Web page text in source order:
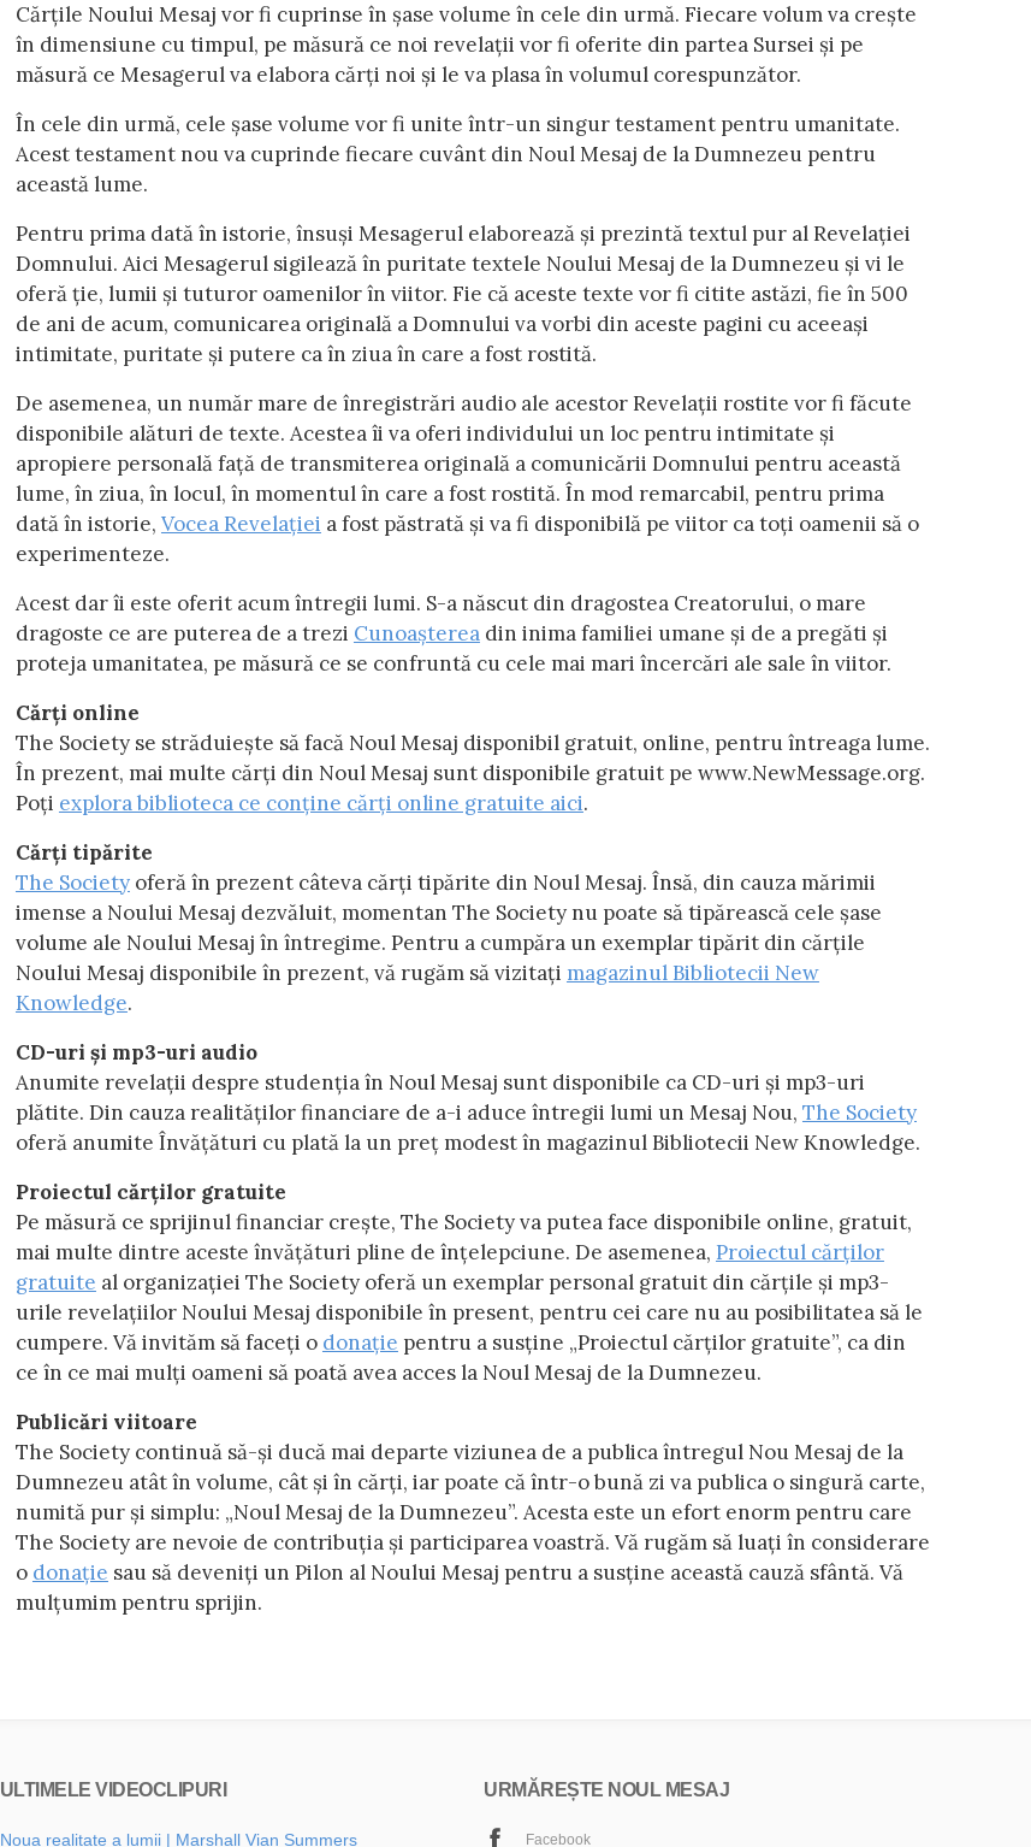
Cărțile Noului Mesaj vor fi cuprinse în șase volume în cele din urmă. Fiecare volum va crește
în dimensiune cu timpul, pe măsură ce noi revelații vor fi oferite din partea Sursei și pe
măsură ce Mesagerul va elabora cărți noi și le va plasa în volumul corespunzător.
În cele din urmă, cele șase volume vor fi unite într-un singur testament pentru umanitate.
Acest testament nou va cuprinde fiecare cuvânt din Noul Mesaj de la Dumnezeu pentru
această lume.
Pentru prima dată în istorie, însuși Mesagerul elaborează și prezintă textul pur al Revelației
Domnului. Aici Mesagerul sigilează în puritate textele Noului Mesaj de la Dumnezeu și vi le
oferă ție, lumii și tuturor oamenilor în viitor. Fie că aceste texte vor fi citite astăzi, fie în 500
de ani de acum, comunicarea originală a Domnului va vorbi din aceste pagini cu aceeași
intimitate, puritate și putere ca în ziua în care a fost rostită.
De asemenea, un număr mare de înregistrări audio ale acestor Revelații rostite vor fi făcute
disponibile alături de texte. Acestea îi va oferi individului un loc pentru intimitate și
apropiere personală față de transmiterea originală a comunicării Domnului pentru această
lume, în ziua, în locul, în momentul în care a fost rostită. În mod remarcabil, pentru prima
dată în istorie, Vocea Revelației a fost păstrată și va fi disponibilă pe viitor ca toți oamenii să o
experimenteze.
Acest dar îi este oferit acum întregii lumi. S-a născut din dragostea Creatorului, o mare
dragoste ce are puterea de a trezi Cunoaștereadin inima familiei umane și de a pregăti și
proteja umanitatea, pe măsură ce se confruntă cu cele mai mari încercări ale sale în viitor.
Cărți online
The Society se străduiește să facă Noul Mesaj disponibil gratuit, online, pentru întreaga lume.
În prezent, mai multe cărți din Noul Mesaj sunt disponibile gratuit pe www.NewMessage.org.
Poți explora biblioteca ce conține cărți online gratuite aici.
Cărți tipărite
The Societyoferă în prezent câteva cărți tipărite din Noul Mesaj. Însă, din cauza mărimii
imense a Noului Mesaj dezvăluit, momentan The Society nu poate să tipărească cele șase
volume ale Noului Mesaj în întregime. Pentru a cumpăra un exemplar tipărit din cărțile
Noului Mesaj disponibile în prezent, vă rugăm să vizitați magazinul Bibliotecii New
Knowledge.
CD-uri și mp3-uri audio
Anumite revelații despre studenția în Noul Mesaj sunt disponibile ca CD-uri și mp3-uri
plătite. Din cauza realităților financiare de a-i aduce întregii lumi un Mesaj Nou, The Society
oferă anumite Învățături cu plată la un preț modest în magazinul Bibliotecii New Knowledge.
Proiectul cărților gratuite
Pe măsură ce sprijinul financiar crește, The Society va putea face disponibile online, gratuit,
mai multe dintre aceste învățături pline de înțelepciune. De asemenea, Proiectul cărților
gratuite al organizației The Society oferă un exemplar personal gratuit din cărțile și mp3-
urile revelațiilor Noului Mesaj disponibile în present, pentru cei care nu au posibilitatea să le
cumpere. Vă invităm să faceți o donație pentru a susține „Proiectul cărților gratuite”, ca din
ce în ce mai mulți oameni să poată avea acces la Noul Mesaj de la Dumnezeu.
Publicări viitoare
The Society continuă să-și ducă mai departe viziunea de a publica întregul Nou Mesaj de la
Dumnezeu atât în volume, cât și în cărți, iar poate că într-o bună zi va publica o singură carte,
numită pur și simplu: „Noul Mesaj de la Dumnezeu”. Acesta este un efort enorm pentru care
The Society are nevoie de contribuția și participarea voastră. Vă rugăm să luați în considerare
o donație sau să deveniți un Pilon al Noului Mesaj pentru a susține această cauză sfântă. Vă
mulțumim pentru sprijin.
ULTIMELE VIDEOCLIPURI
Noua realitate a lumii | Marshall Vian Summers
URMĂREȘTE NOUL MESAJ
Facebook